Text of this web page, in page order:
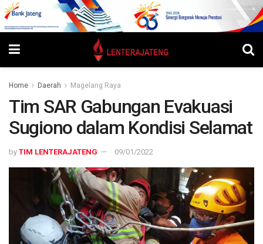
Home Daerah Magelang Raya
Tim SAR Gabungan Evakuasi
Sugiono dalam Kondisi Selamat
by TIM LENTERAJATENG 09/01/2022